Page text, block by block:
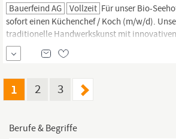
Bauerfeind AG Vollzeit Für unser Bio-
sofort einen Küchenchef / Koch (m/w/d).
traditionelle Handwerkskunst mit
verbinden. Konsequent mit hochwertigen,
regionalen und biologischen Zutaten. Zur
Leidenschaft für Qualität, Kreativität...
1 2 3
Berufe & Begriffe